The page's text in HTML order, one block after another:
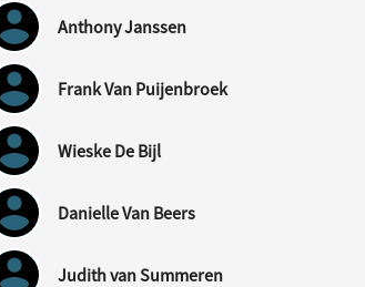
Anthony Janssen
Frank Van Puijenbroek
Wieske De Bijl
Danielle Van Beers
Judith van Summeren